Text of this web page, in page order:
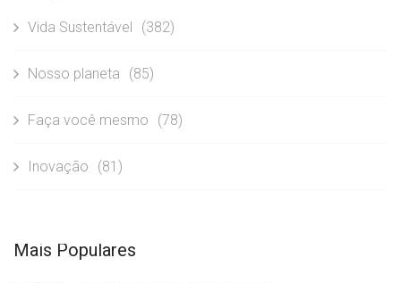
Vida Sustentável (382)
Nosso planeta (85)
Faça você mesmo (78)
Inovação (81)
Mais Populares